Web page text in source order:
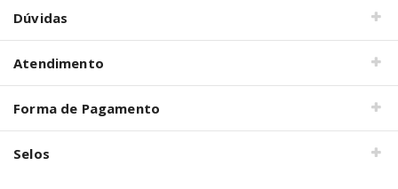
Dúvidas
Atendimento
Forma de Pagamento
Selos